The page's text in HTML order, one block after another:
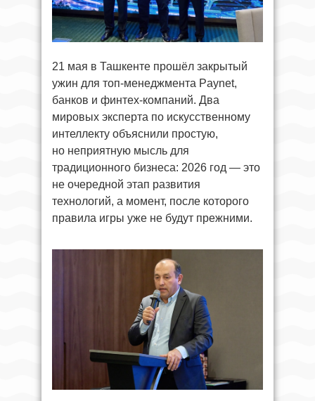
21 мая в Ташкенте прошёл закрытый
ужин для топ-менеджмента Paynet,
банков и финтех-компаний. Два
мировых эксперта по искусственному
интеллекту объяснили простую,
но неприятную мысль для
традиционного бизнеса: 2026 год — это
не очередной этап развития
технологий, а момент, после которого
правила игры уже не будут прежними.